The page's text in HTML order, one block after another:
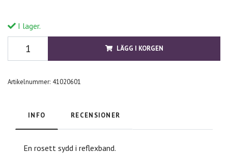
I lager.
LÄGG I KORGEN
Artikelnummer: 41020601
INFO RECENSIONER
En rosett sydd i reflexband.